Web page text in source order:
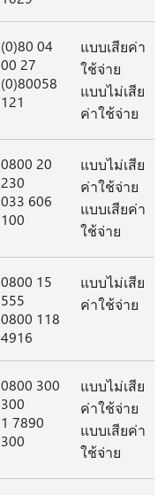
(0)80 04
00 27
(0)80058
121
แบบเสียค่า
ใช้จ่าย
แบบไม่เสีย
ค่าใช้จ่าย
0800 20
230
033 606
100
แบบไม่เสีย
ค่าใช้จ่าย
แบบเสียค่า
ใช้จ่าย
0800 15
555
0800 118
4916
แบบไม่เสีย
ค่าใช้จ่าย
0800 300
300
1 7890
300
แบบไม่เสีย
ค่าใช้จ่าย
แบบเสียค่า
ใช้จ่าย